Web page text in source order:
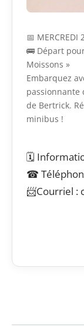
📅
🚌 Départ
Moissons »
Embarquez
passionnante
de Bertrick.
minibus !
🗓️
☎
📨Courriel :